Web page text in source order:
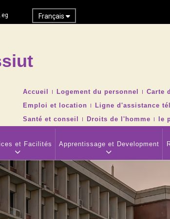
Français
TOP
NAVIGATION
MENU
Accueil Logement du personnel Carte
Emploi et location
Ligne d'assistance
Santé et conseil
Droits de l'homme le
et Facilités Apprentissage et Development